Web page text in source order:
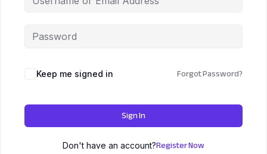
Keep me signed in Forgot Password?
Sign In
Don't have an account?Register Now